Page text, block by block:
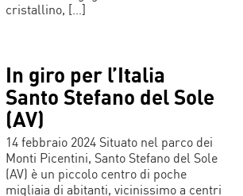
cristallino, […]
In giro per l’Italia
Santo Stefano del Sole
(AV)
14 febbraio 2024 Situato nel parco dei
Monti Picentini, Santo Stefano del Sole
(AV) è un piccolo centro di poche
migliaia di abitanti, vicinissimo a centri